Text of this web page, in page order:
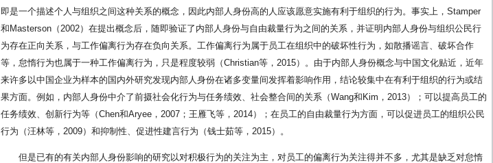
即是一个描述个人与组织之间这种关系的概念，因此内部人身份高的人应该愿意实施有利于组织的行为。事实上，Stamper
和Masterson（2002）在提出概念后，随即验证了内部人身份与自由裁量行为之间的关系，并证明内部人身份与组织公民行
为存在正向关系，与工作偏离行为存在负向关系。工作偏离行为属于员工在组织中的破坏性行为，如散播谣言、破坏合作
等，怠惰行为也属于一种工作偏离行为，只是程度较弱（Christian等，2015）。由于内部人身份概念与中国文化贴近，近年
来许多以中国企业为样本的国内外研究发现内部人身份在诸多变量间发挥着影响作用，结论较集中在有利于组织的行为或结
果方面。例如，内部人身份中介了前摄社会化行为与任务绩效、社会整合间的关系（Wang和Kim，2013）；可以提高员工的
任务绩效、创新行为等（Chen和Aryee，2007；王雁飞等，2014）；在员工的自由裁量行为方面，可以促进员工的组织公民
行为（汪林等，2009）和抑制性、促进性建言行为（钱士茹等，2015）。
但是已有的有关内部人身份影响的研究以对积极行为的关注为主，对员工的偏离行为关注得并不多，尤其是缺乏对怠惰